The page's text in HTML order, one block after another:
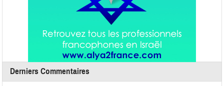
Derniers Commentaires